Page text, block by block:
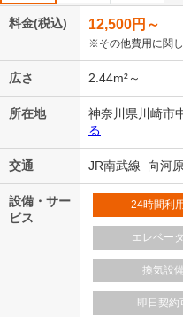
料金(税込) 12,500円～
※その他費用に関
広さ 2.44m²～
所在地 神奈川県川崎市
る
交通 JR南武線 向河
設備・サー
ビス
24時間利
エレベー
換気設備
即日契約